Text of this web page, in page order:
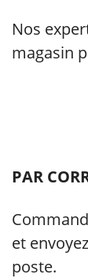
Nos
magasin
PAR
et
poste.